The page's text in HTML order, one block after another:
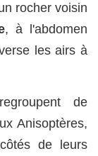
rocher voisin
, à l'abdomen
les airs à
de
Anisoptères,
de leurs